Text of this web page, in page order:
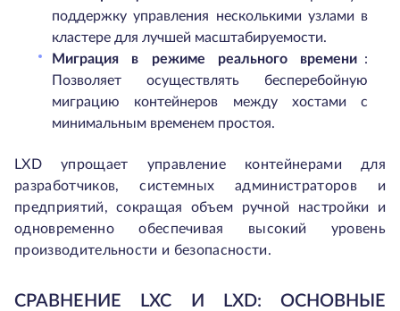
поддержку управления несколькими узлами в
кластере для лучшей масштабируемости.
Миграция в режиме реального времени :
Позволяет осуществлять бесперебойную
миграцию контейнеров между хостами с
минимальным временем простоя.
LXD упрощает управление контейнерами для
разработчиков, системных администраторов и
предприятий, сокращая объем ручной настройки и
одновременно обеспечивая высокий уровень
производительности и безопасности.
СРАВНЕНИЕ LXC И LXD: ОСНОВНЫЕ